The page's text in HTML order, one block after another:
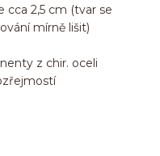
cca 2,5 cm (tvar se
mírně lišit)
z chir. oceli